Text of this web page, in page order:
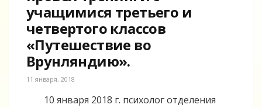
учащимися третьего и
четвертого классов
«Путешествие во
Врунляндию».
11 января, 2018
10 января 2018 г. психолог отделения